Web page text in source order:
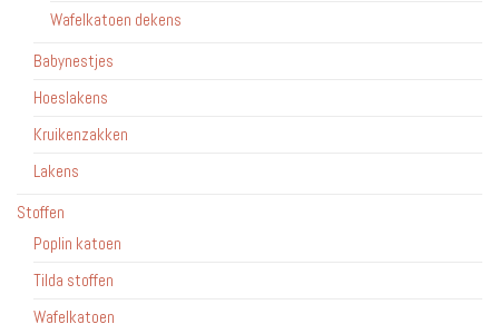
Wafelkatoen dekens
Babynestjes
Hoeslakens
Kruikenzakken
Lakens
Stoffen
Poplin katoen
Tilda stoffen
Wafelkatoen